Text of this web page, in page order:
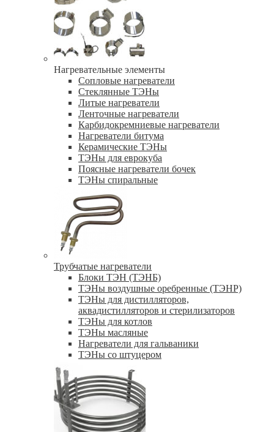
Нагревательные элементы
Сопловые нагреватели
Стеклянные ТЭНы
Литые нагреватели
Ленточные нагреватели
Карбидокремниевые нагреватели
Нагреватели битума
Керамические ТЭНы
ТЭНы для еврокуба
Поясные нагреватели бочек
ТЭНы спиральные
Трубчатые нагреватели
Блоки ТЭН (ТЭНБ)
ТЭНы воздушные оребренные (ТЭНР)
ТЭНы для дистилляторов,
аквадистилляторов и стерилизаторов
ТЭНы для котлов
ТЭНы масляные
Нагреватели для гальваники
ТЭНы со штуцером